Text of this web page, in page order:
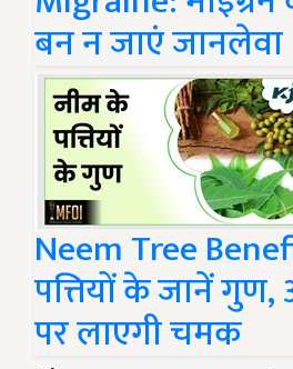
बन न जाएं जानलेवा
Neem Tree
पत्तियों के जानें
पर लाएगी चमक